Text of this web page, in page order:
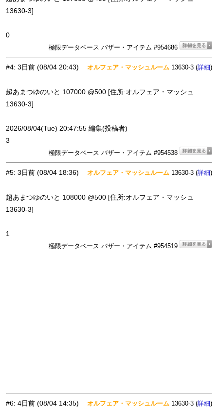
13630-3]
0
極限データベース バザー・アイテム #954686
#4: 3日前 (08/04 20:43) オルフェア・マッシュルーム 13630-3 (詳細)
超あまつゆのいと 107000 @500 [住所:オルフェア・マッシュ
13630-3]
2026/08/04(Tue) 20:47:55 編集(投稿者)
3
極限データベース バザー・アイテム #954538
#5: 3日前 (08/04 18:36) オルフェア・マッシュルーム 13630-3 (詳細)
超あまつゆのいと 108000 @500 [住所:オルフェア・マッシュ
13630-3]
1
極限データベース バザー・アイテム #954519
#6: 4日前 (08/04 14:35) オルフェア・マッシュルーム 13630-3 (詳細)